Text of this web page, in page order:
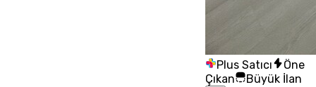
Plus Satıcı
Öne
Çıkan
Büyük İlan